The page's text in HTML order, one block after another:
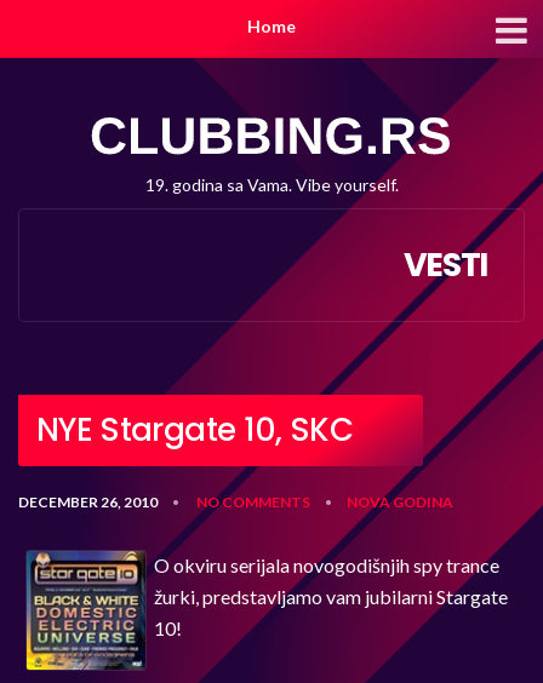
Home
19. godina sa Vama. Vibe yourself.
VESTI
NYE Stargate 10, SKC
DECEMBER 26, 2010 • NO COMMENTS • NOVA GODINA
O okviru serijala novogodišnjih spy trance
žurki, predstavljamo vam jubilarni Stargate
10!